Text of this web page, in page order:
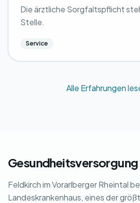
Die ärztliche Sorgfaltspflicht
Stelle.
Service
Alle Erfahrungen
Feldkirch im Vorarlberger Rheintal
Landeskrankenhaus, eines der